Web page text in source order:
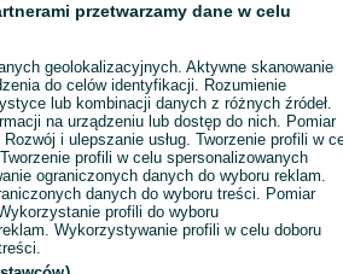
Wyślij wiadomość
przetwarzamy dane w celu
geolokalizacyjnych. Aktywne skanowanie
do celów identyfikacji. Rozumienie
lub kombinacji danych z różnych źródeł.
na urządzeniu lub dostęp do nich. Pomiar
i ulepszanie usług. Tworzenie profili w
profili w celu spersonalizowanych
ograniczonych danych do wyboru reklam.
danych do wyboru treści. Pomiar
profili do wyboru
Wykorzystywanie profili w celu doboru